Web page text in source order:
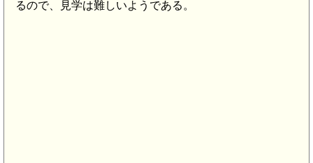
るので、見学は難しいようである。